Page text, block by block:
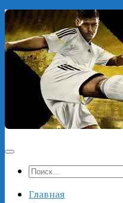
Перейти
к
содержимому
Найти:
Главная